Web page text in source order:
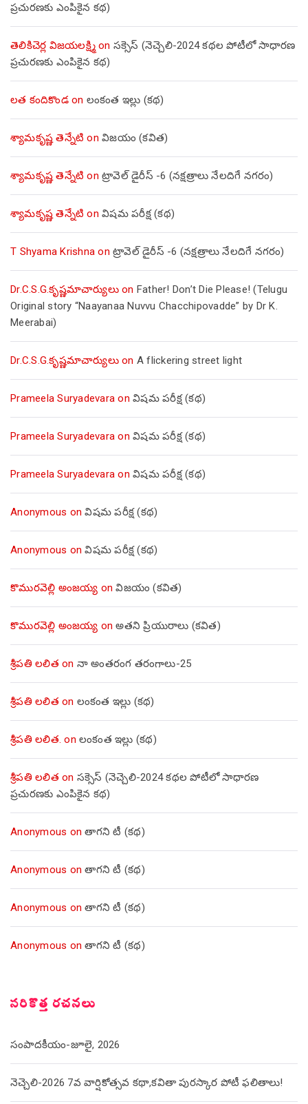
ప్రచురణకు ఎంపికైన కథ)
తెలికిచెర్ల విజయలక్ష్మిon సక్సెస్ (నెచ్చెలి-2024 కథల పోటీలో సాధారణ
ప్రచురణకు ఎంపికైన కథ)
లత కందికొండon లంకంత ఇల్లు (కథ)
శ్యామకృష్ణ తెన్నేటి on విజయం (కవిత)
శ్యామకృష్ణ తెన్నేటి on ట్రావెల్ డైరీస్ -6 (నక్షత్రాలు నేలదిగే నగరం)
శ్యామకృష్ణ తెన్నేటి on విషమ పరీక్ష (క‌థ‌)
T Shyama Krishna on ట్రావెల్ డైరీస్ -6 (నక్షత్రాలు నేలదిగే నగరం)
Dr.C.S.G.కృష్ణమాచార్యులుon Father! Don’t Die Please! (Telugu
Original story “Naayanaa Nuvvu Chacchipovadde” by Dr K.
Meerabai)
Dr.C.S.G.కృష్ణమాచార్యులుon A flickering street light
Prameela Suryadevara on విషమ పరీక్ష (క‌థ‌)
Prameela Suryadevara on విషమ పరీక్ష (క‌థ‌)
Prameela Suryadevara on విషమ పరీక్ష (క‌థ‌)
Anonymous onవిషమ పరీక్ష (క‌థ‌)
Anonymous onవిషమ పరీక్ష (క‌థ‌)
కొమురవెల్లి అంజయ్య onవిజయం (కవిత)
కొమురవెల్లి అంజయ్య onఅతని ప్రియురాలు (కవిత)
శ్రీపతి లలిత on నా అంతరంగ తరంగాలు-25
శ్రీపతి లలిత on లంకంత ఇల్లు (కథ)
శ్రీపతి లలిత. on లంకంత ఇల్లు (కథ)
శ్రీపతి లలిత on సక్సెస్ (నెచ్చెలి-2024 కథల పోటీలో సాధారణ
ప్రచురణకు ఎంపికైన కథ)
Anonymous onతాగని టీ (కథ)
Anonymous onతాగని టీ (కథ)
Anonymous onతాగని టీ (కథ)
Anonymous onతాగని టీ (కథ)
సరికొత్త రచనలు
సంపాదకీయం-జూలై, 2026
నెచ్చెలి-2026 7వ వార్షికోత్సవ కథా,కవితా పురస్కార పోటీ ఫలితాలు!